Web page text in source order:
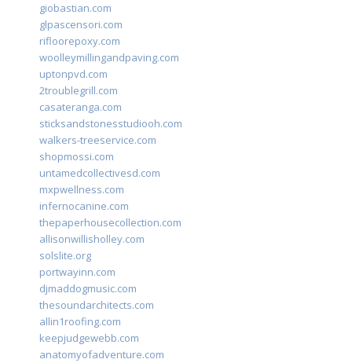
giobastian.com
glpascensori.com
rifloorepoxy.com
woolleymillingandpaving.com
uptonpvd.com
2troublegrill.com
casateranga.com
sticksandstonesstudiooh.com
walkers-treeservice.com
shopmossi.com
untamedcollectivesd.com
mxpwellness.com
infernocanine.com
thepaperhousecollection.com
allisonwillisholley.com
solslite.org
portwayinn.com
djmaddogmusic.com
thesoundarchitects.com
allin1roofing.com
keepjudgewebb.com
anatomyofadventure.com